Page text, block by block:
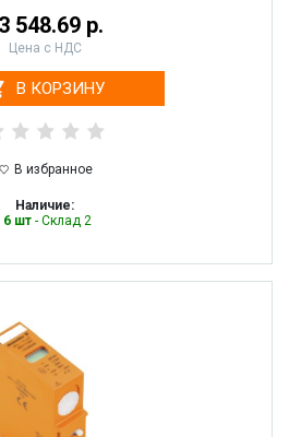
548.69 р.
Цена с НДС
В КОРЗИНУ
В избранное
Наличие:
6 шт - Склад 2